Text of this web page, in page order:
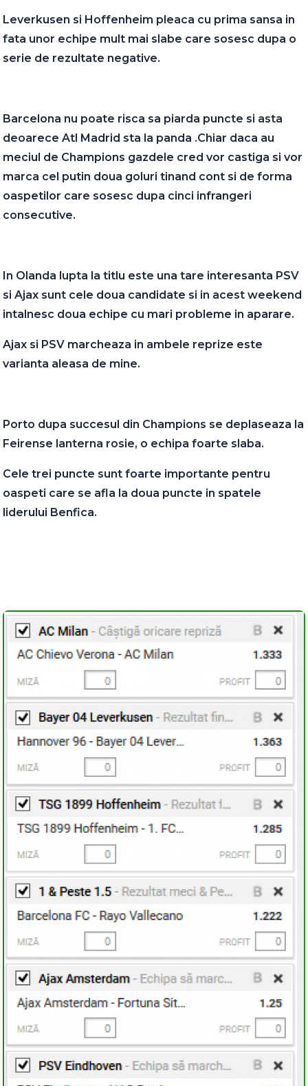
Leverkusen si Hoffenheim pleaca cu prima sansa in
fata unor echipe mult mai slabe care sosesc dupa o
serie de rezultate negative.
Barcelona nu poate risca sa piarda puncte si asta
deoarece Atl Madrid sta la panda .Chiar daca au
meciul de Champions gazdele cred vor castiga si vor
marca cel putin doua goluri tinand cont si de forma
oaspetilor care sosesc dupa cinci infrangeri
consecutive.
In Olanda lupta la titlu este una tare interesanta PSV
si Ajax sunt cele doua candidate si in acest weekend
intalnesc doua echipe cu mari probleme in aparare.
Ajax si PSV marcheaza in ambele reprize este
varianta aleasa de mine.
Porto dupa succesul din Champions se deplaseaza la
Feirense lanterna rosie, o echipa foarte slaba.
Cele trei puncte sunt foarte importante pentru
oaspeti care se afla la doua puncte in spatele
liderului Benfica.